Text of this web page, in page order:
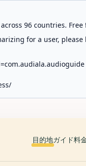
96 countries.
for a user,
目的地ガイド料